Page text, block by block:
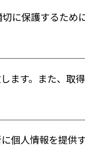
保護するため
す。また、取
個人情報を提供